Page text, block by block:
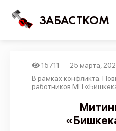
ЗАБАСТКОМ
15711
25 марта,
В рамках конфликта:
работников МП